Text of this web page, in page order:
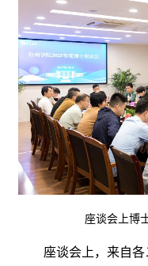
座谈会上博
座谈会上，来自